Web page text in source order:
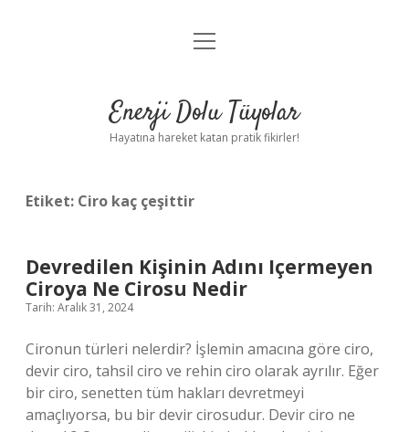
Anasayfa
Yasal Uyarı
menüyü
Enerji Dolu Tüyolar
Hayatına hareket katan pratik fikirler!
Etiket: Ciro kaç çeşittir
Devredilen Kişinin Adını Içermeyen
Ciroya Ne Cirosu Nedir
Tarih: Aralık 31, 2024
Cironun türleri nelerdir? İşlemin amacına göre ciro,
devir ciro, tahsil ciro ve rehin ciro olarak ayrılır. Eğer
bir ciro, senetten tüm hakları devretmeyi
amaçlıyorsa, bu bir devir cirosudur. Devir ciro ne